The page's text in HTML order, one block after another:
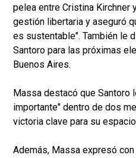
pelea entre Cristina Kirchner
gestión libertaria y aseguró
es sustentable". También le
Santoro para las próximas
Buenos Aires.
Massa destacó que Santoro
importante" dentro de dos
victoria clave para su
Además, Massa expresó